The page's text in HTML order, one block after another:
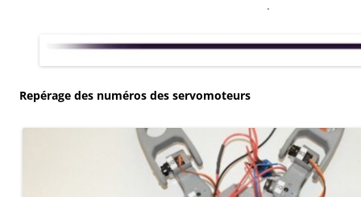
.
Repérage des numéros des servomoteurs